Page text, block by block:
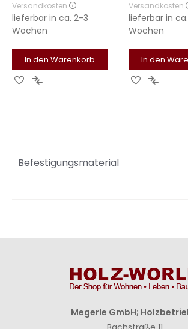
Versandkosten
lieferbar in ca. 2-3
Wochen
In den Warenkorb
Zur Zur
Versandkosten
lieferbar in
Wochen
In den
Zur Zur
Befestigungsmaterial
Megerle GmbH;